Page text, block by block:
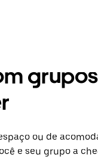
ou de
e seu grupo a